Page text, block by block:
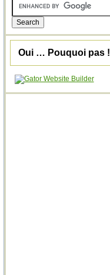
Oui … Pouquoi pas !